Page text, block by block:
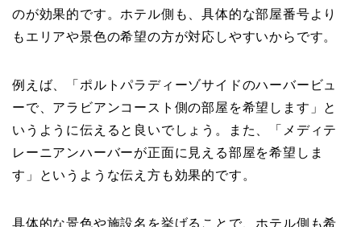
のが効果的です。ホテル側も、具体的な部屋番号より
もエリアや景色の希望の方が対応しやすいからです。
例えば、「ポルトパラディーゾサイドのハーバービュ
ーで、アラビアンコースト側の部屋を希望します」と
いうように伝えると良いでしょう。また、「メディテ
レーニアンハーバーが正面に見える部屋を希望しま
す」というような伝え方も効果的です。
具体的な景色や施設名を挙げることで、ホテル側も希